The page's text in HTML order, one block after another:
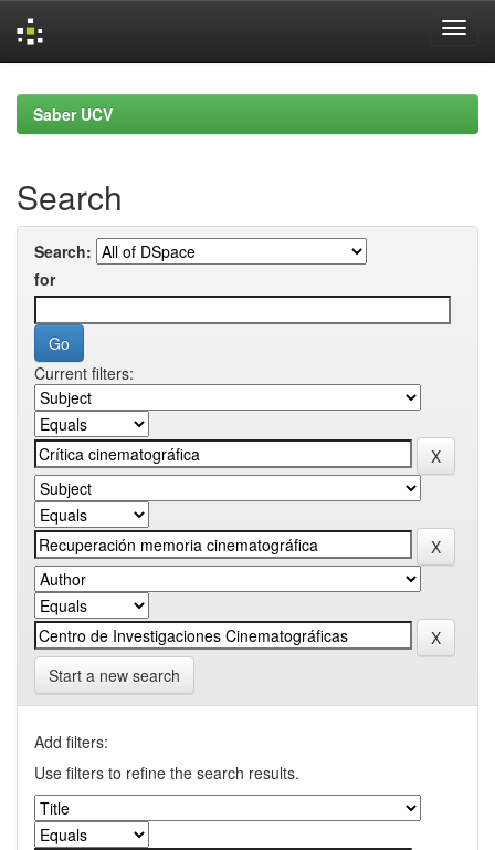
navigationSaber UCV
Search
Search:
for
Current filters:
Start a new search
Add filters:
Use filters to refine the search results.